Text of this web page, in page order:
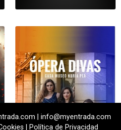
| info@myentrada.com
Política de Privacidad